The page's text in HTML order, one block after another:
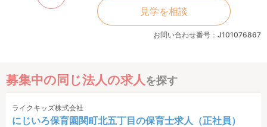
見学を相談
お問い合わせ番号：J101076867
募集中の同じ法人の求人を探す
ライクキッズ株式会社
にじいろ保育園関町北五丁目の保育士求人（正社員）